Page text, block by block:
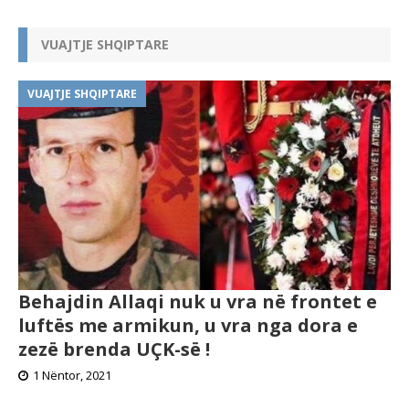
VUAJTJE SHQIPTARE
VUAJTJE SHQIPTARE
Behajdin Allaqi nuk u vra në frontet e
luftës me armikun, u vra nga dora e
zezë brenda UÇK-së !
1 Nëntor, 2021